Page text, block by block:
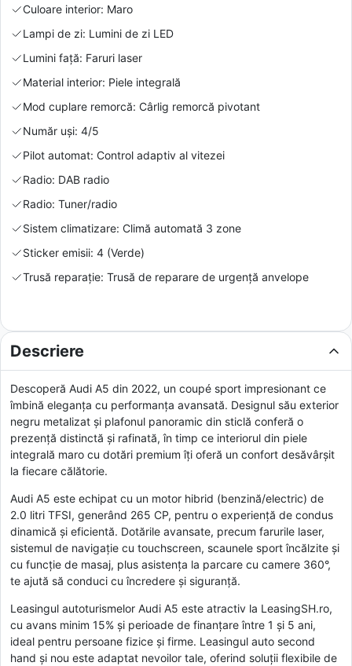
Culoare interior: Maro
Lampi de zi: Lumini de zi LED
Lumini față: Faruri laser
Material interior: Piele integrală
Mod cuplare remorcă: Cârlig remorcă pivotant
Număr uși: 4/5
Pilot automat: Control adaptiv al vitezei
Radio: DAB radio
Radio: Tuner/radio
Sistem climatizare: Climă automată 3 zone
Sticker emisii: 4 (Verde)
Trusă reparație: Trusă de reparare de urgență anvelope
Descriere
Descoperă Audi A5 din 2022, un coupé sport impresionant ce
îmbină eleganța cu performanța avansată. Designul său exterior
negru metalizat și plafonul panoramic din sticlă conferă o
prezență distinctă și rafinată, în timp ce interiorul din piele
integrală maro cu dotări premium îți oferă un confort desăvârșit
la fiecare călătorie.
Audi A5 este echipat cu un motor hibrid (benzină/electric) de
2.0 litri TFSI, generând 265 CP, pentru o experiență de condus
dinamică și eficientă. Dotările avansate, precum farurile laser,
sistemul de navigație cu touchscreen, scaunele sport încălzite și
cu funcție de masaj, plus asistența la parcare cu camere 360°,
te ajută să conduci cu încredere și siguranță.
Leasingul autoturismelor Audi A5 este atractiv la LeasingSH.ro,
cu avans minim 15% și perioade de finanțare între 1 și 5 ani,
ideal pentru persoane fizice și firme. Leasingul auto second
hand și nou este adaptat nevoilor tale, oferind soluții flexibile de